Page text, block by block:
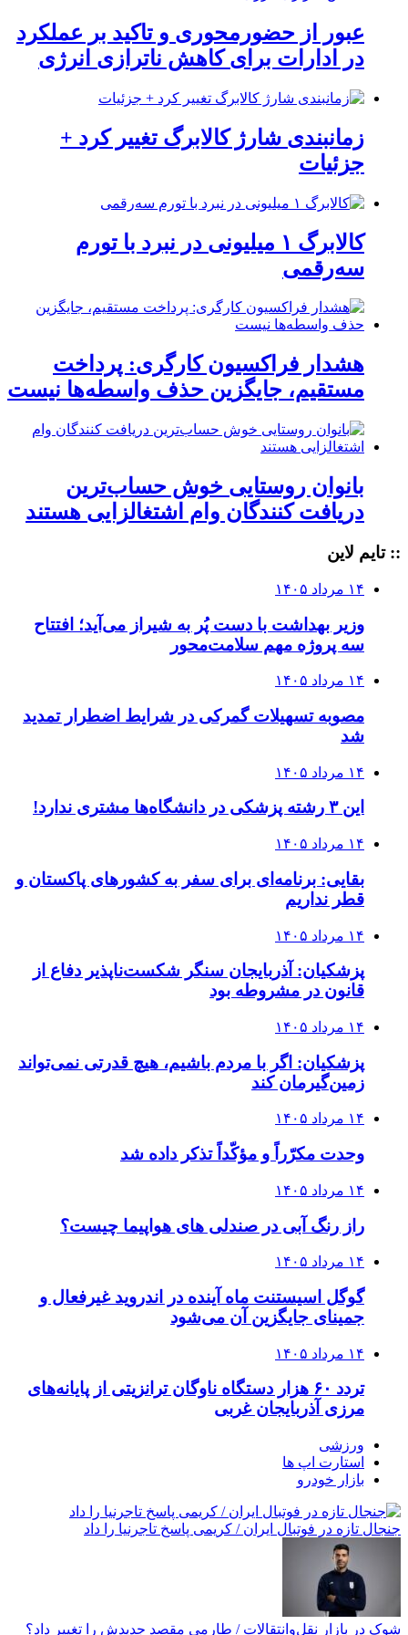
عبور از حضورمحوری و تاکید بر عملکرد
در ادارات برای کاهش ناترازی انرژی
زمانبندی شارژ کالابرگ تغییر کرد +
جزئیات
کالابرگ ۱ میلیونی در نبرد با تورم
سه‌رقمی
هشدار فراکسیون کارگری: پرداخت
مستقیم، جایگزین حذف واسطه‌ها نیست
بانوان روستایی خوش حساب‌ترین
دریافت کنندگان وام‌ اشتغالزایی هستند
:: تایم لاین
۱۴ مرداد ۱۴۰۵
وزیر بهداشت با دست پُر به شیراز می‌آید؛ افتتاح
سه پروژه مهم سلامت‌محور
۱۴ مرداد ۱۴۰۵
مصوبه تسهیلات گمرکی در شرایط اضطرار تمدید
شد
۱۴ مرداد ۱۴۰۵
این ۳ رشته پزشکی در دانشگاه‌ها مشتری ندارد!
۱۴ مرداد ۱۴۰۵
بقایی: برنامه‌ای برای سفر به کشورهای پاکستان و
قطر نداریم
۱۴ مرداد ۱۴۰۵
پزشکیان: آذربایجان سنگر شکست‌ناپذیر دفاع از
قانون در مشروطه بود
۱۴ مرداد ۱۴۰۵
پزشکیان: اگر با مردم باشیم، هیچ قدرتی نمی‌تواند
زمین‌گیرمان کند
۱۴ مرداد ۱۴۰۵
وحدت مکرّراً و مؤکّداً تذکر داده شد
۱۴ مرداد ۱۴۰۵
راز رنگ آبی در صندلی های هواپیما چیست؟
۱۴ مرداد ۱۴۰۵
گوگل اسیستنت ماه آینده در اندروید غیرفعال و
جمینای جایگزین آن می‌شود
۱۴ مرداد ۱۴۰۵
تردد ۶۰ هزار دستگاه ناوگان ترانزیتی از پایانه‌های
مرزی آذربایجان ‌غربی
ورزشی
استارت اپ ها
بازار خودرو
جنجال تازه در فوتبال ایران / کریمی پاسخ تاجرنیا را داد
شوک در بازار نقل‌وانتقالات / طارمی مقصد جدیدش را تغییر داد؟